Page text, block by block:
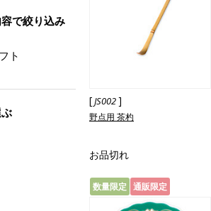
[JS002]
野点用 茶杓
お品切れ
数量限定 通販限定
で絞り込み
ト